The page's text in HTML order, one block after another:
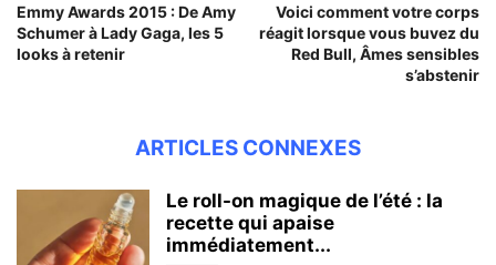
Emmy Awards 2015 : De Amy
Schumer à Lady Gaga, les 5
looks à retenir
Voici comment votre corps
réagit lorsque vous buvez du
Red Bull, Âmes sensibles
s’abstenir
ARTICLES CONNEXES
Le roll-on magique de l’été : la
recette qui apaise
immédiatement...